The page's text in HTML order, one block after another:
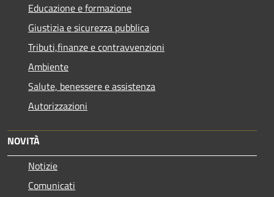
Educazione e formazione
Giustizia e sicurezza pubblica
Tributi,finanze e contravvenzioni
Ambiente
Salute, benessere e assistenza
Autorizzazioni
NOVITÀ
Notizie
Comunicati